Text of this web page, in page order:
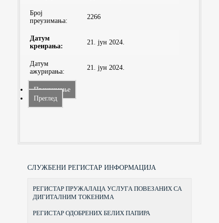
Број
преузимaња:
2266
Датум
креирања:
21. јун 2024.
Датум
ажурирања:
21. јун 2024.
Преузимање
Преглед
СЛУЖБЕНИ РЕГИСТАР ИНФОРМАЦИЈА
РЕГИСТАР ПРУЖАЛАЦА УСЛУГА ПОВЕЗАНИХ СА
ДИГИТАЛНИМ ТОКЕНИМА
РЕГИСТАР ОДОБРЕНИХ БЕЛИХ ПАПИРА